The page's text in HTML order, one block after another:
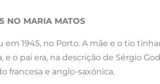
NO MARIA MATOS
em 1945, no Porto. A mãe e o tio
e o pai era, na descrição de Sérgio
francesa e anglo-saxónica.